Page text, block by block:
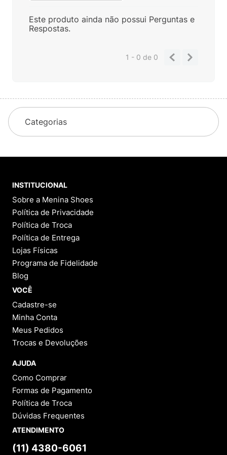
Este produto ainda não possui Perguntas e
Respostas.
1 - 0de 0
Categorias
INSTITUCIONAL
Sobre a Menina Shoes
Política de Privacidade
Política de Troca
Política de Entrega
Lojas Físicas
Programa de Fidelidade
Blog
VOCÊ
Cadastre-se
Minha Conta
Meus Pedidos
Trocas e Devoluções
AJUDA
Como Comprar
Formas de Pagamento
Política de Troca
Dúvidas Frequentes
ATENDIMENTO
(11) 4380-6061